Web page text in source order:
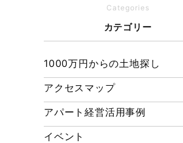
【埼玉県経営品質知事賞】大
へ受賞のご報告と表敬訪問を
Categories
カテゴリー
1000万円からの土地探し
アクセスマップ
アパート経営活用事例
イベント